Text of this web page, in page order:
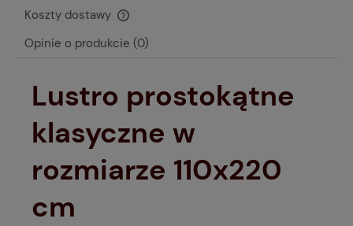
Koszty dostawy
Cena nie zawiera ewentualnych kosztów płatności
Opinie o produkcie (0)
Lustro prostokątne
klasyczne w
rozmiarze 110x220
cm